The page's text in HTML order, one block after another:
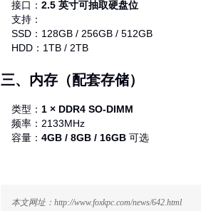
接口： 2.5 英寸可抽取硬盘位
支持：
SSD：128GB / 256GB / 512GB
HDD：1TB / 2TB
三、内存（配套存储）
类型： 1 × DDR4 SO‑DIMM
频率：2133MHz
容量： 4GB / 8GB / 16GB 可选
本文网址：http://www.foxkpc.com/news/642.html